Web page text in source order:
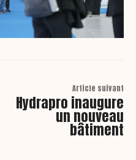
Article suivant
Hydrapro inaugure
un nouveau
bâtiment